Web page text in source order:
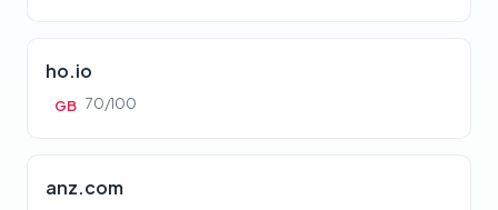
ho.io
GB 70/100
anz.com